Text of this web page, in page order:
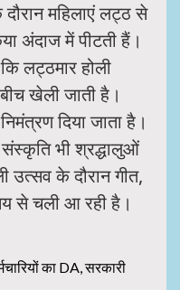
महिलाएं लट्ठ से
अंदाज में पीटती हैं।
लट्ठमार होली
खेली जाती है।
दिया जाता है।
भी श्रद्धालुओं
के दौरान गीत,
से चली आ रही है।
का DA, सरकारी